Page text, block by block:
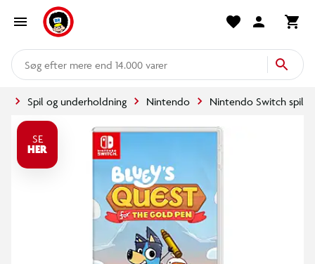
mere end 14.000 varer
Spil og underholdning Nintendo Nintendo Switch spil
SE
HER